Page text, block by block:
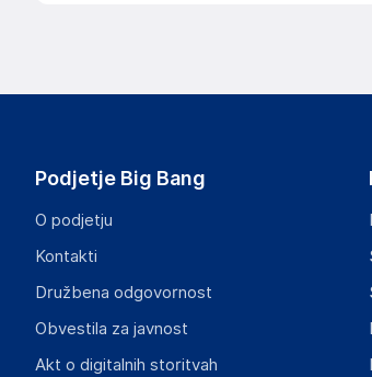
Compliance-safety@vidaxl.com
Gospodarski subjekt s sedežem v EU, ki
Mary Kingsleystraat 1, 5928 SK Venlo
The Netherlands
Podjetje Big Bang
O podjetju
Kontakti
Družbena odgovornost
Obvestila za javnost
Akt o digitalnih storitvah